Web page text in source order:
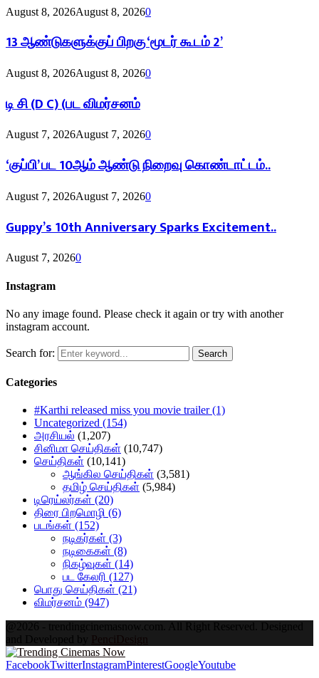
August 8, 2026August 8, 20260
13 ஆண்டுகளுக்குப் பிறகு ‘மூடர் கூடம் 2’
August 8, 2026August 8, 20260
டி சி (D C) (பட விமர்சனம்
August 7, 2026August 7, 20260
‘குப்பி’ பட 10ஆம் ஆண்டு நிறைவு கொண்டாட்டம்..
August 7, 2026August 7, 20260
Guppy’s 10th Anniversary Sparks Excitement..
August 7, 20260
Instagram
No any image found. Please check it again or try with another
instagram account.
Search for: Search
Categories
#Karthi released miss you movie trailer(1)
Uncategorized (154)
அரசியல் (1,207)
சினிமா செய்திகள் (10,747)
செய்திகள் (10,141)
ஆங்கில செய்திகள் (3,581)
தமிழ் செய்திகள் (5,984)
டிரெய்லர்கள் (20)
திரை பிறமொழி (6)
படங்கள் (152)
நடிகர்கள் (3)
நடிகைகள் (8)
நிகழ்வுகள் (14)
பட கேலரி (127)
பொது செய்திகள் (21)
விமர்சனம் (947)
@2026 - trendingcinemasnow.com. All Right Reserved. Designed
and Developed by PenciDesign
FacebookTwitterInstagramPinterestGoogleYoutube